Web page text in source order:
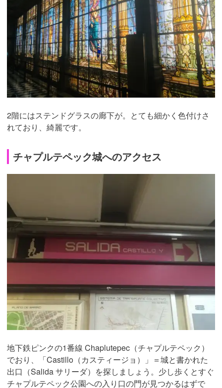
2階にはステンドグラスの廊下が。とても細かく色付けさ
れており、綺麗です。
チャプルテペック城へのアクセス
地下鉄ピンクの1番線 Chaplutepec（チャプルテペック）
でおり、「Castillo（カスティージョ）」＝城と書かれた
出口（Salida サリーダ）を探しましょう。少し歩くとすぐ
チャプルテペック公園への入り口の門が見つかるはずで